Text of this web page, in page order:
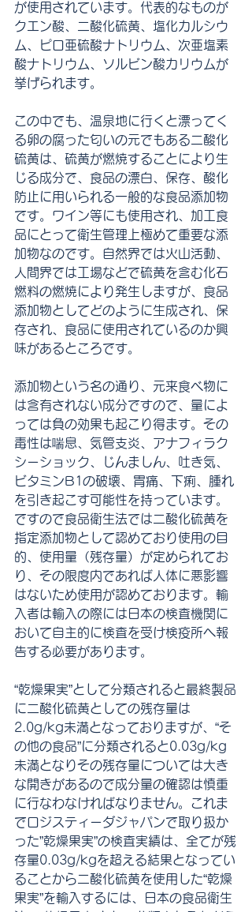
が使用されています。代表的なものが
クエン酸、二酸化硫黄、塩化カルシウ
ム、ピロ亜硫酸ナトリウム、次亜塩素
酸ナトリウム、ソルビン酸カリウムが
挙げられます。
この中でも、温泉地に行くと漂ってく
る卵の腐った匂いの元でもある二酸化
硫黄は、硫黄が燃焼することにより生
じる成分で、食品の漂白、保存、酸化
防止に用いられる一般的な食品添加物
です。ワイン等にも使用され、加工食
品にとって衛生管理上極めて重要な添
加物なのです。自然界では火山活動、
人間界では工場などで硫黄を含む化石
燃料の燃焼により発生しますが、食品
添加物としてどのように生成され、保
存され、食品に使用されているのか興
味があるところです。
添加物という名の通り、元来食べ物に
は含有されない成分ですので、量によ
っては負の効果も起こり得ます。その
毒性は喘息、気管支炎、アナフィラク
シーショック、じんましん、吐き気、
ビタミンB1の破壊、胃痛、下痢、腫れ
を引き起こす可能性を持っています。
ですので食品衛生法では二酸化硫黄を
指定添加物として認めており使用の目
的、使用量（残存量）が定められてお
り、その限度内であれば人体に悪影響
はないため使用が認めております。輸
入者は輸入の際には日本の検査機関に
おいて自主的に検査を受け検疫所へ報
告する必要があります。
“乾燥果実”として分類されると最終製品
に二酸化硫黄としての残存量は
2.0g/kg未満となっておりますが、“そ
の他の食品”に分類されると0.03g/kg
未満となりその残存量については大き
な開きがあるので成分量の確認は慎重
に行なわなければなりません。これま
でロジスティーダジャパンで取り扱か
った”乾燥果実”の検査実績は、全てが残
存量0.03g/kgを超える結果となってい
ることから二酸化硫黄を使用した“乾燥
果実”を輸入するには、日本の食品衛生